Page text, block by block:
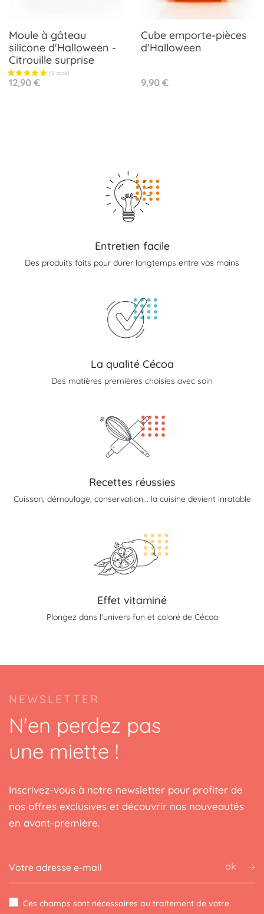
Moule à gâteau
silicone d'Halloween -
Citrouille surprise
Prix
12,90 €
Cube emporte-pièces
d'Halloween
Prix
9,90 €
Entretien facile
Des produits faits pour durer longtemps entre vos mains
La qualité Cécoa
Des matières premières choisies avec soin
Recettes réussies
Cuisson, démoulage, conservation... la cuisine devient inratable
Effet vitaminé
Plongez dans l'univers fun et coloré de Cécoa
NEWSLETTER
N'en perdez pas
une miette !
Inscrivez-vous à notre newsletter pour profiter de
nos offres exclusives et découvrir nos nouveautés
en avant-première.
ok
Ces champs sont nécessaires au traitement de votre